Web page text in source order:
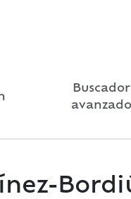
Buscador
avanzado